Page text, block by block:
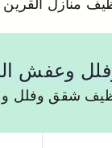
منازل القرين